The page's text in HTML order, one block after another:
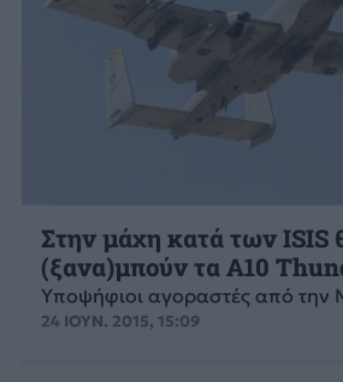
Στην μάχη κατά των ISIS
(ξανα)μπούν τα Α10
Υποψήφιοι αγοραστές από την
24 ΙΟΥΝ. 2015, 15:09